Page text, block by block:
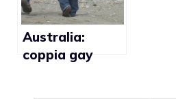
Australia:
coppia gay